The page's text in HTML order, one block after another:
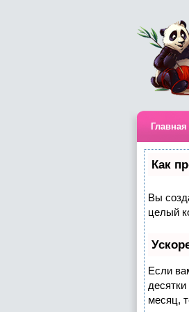
Главная
Как
Вы
целый
Если
месяц,